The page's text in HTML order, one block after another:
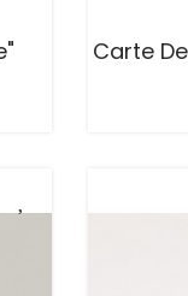
Carte